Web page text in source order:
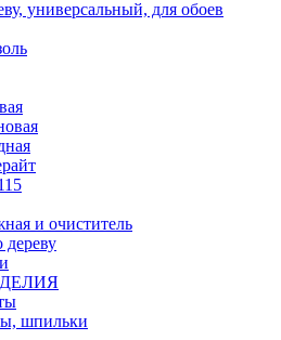
универсальный, для обоев
и очиститель
шпильки